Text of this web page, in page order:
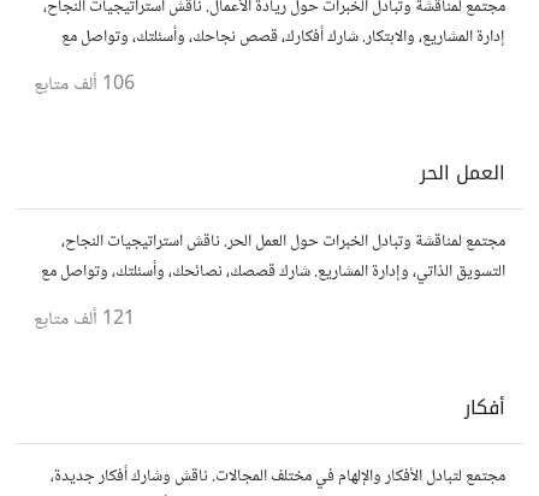
مجتمع لمناقشة وتبادل الخبرات حول ريادة الأعمال. ناقش استراتيجيات النجاح،
إدارة المشاريع، والابتكار. شارك أفكارك، قصص نجاحك، وأسئلتك، وتواصل مع
106 ألف متابع
العمل الحر
مجتمع لمناقشة وتبادل الخبرات حول العمل الحر. ناقش استراتيجيات النجاح،
التسويق الذاتي، وإدارة المشاريع. شارك قصصك، نصائحك، وأسئلتك، وتواصل مع
121 ألف متابع
أفكار
مجتمع لتبادل الأفكار والإلهام في مختلف المجالات. ناقش وشارك أفكار جديدة،